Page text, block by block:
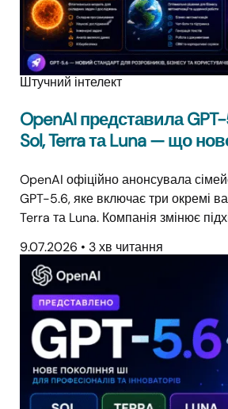
Штучний інтелект
OpenAI представила
Sol, Terra та Luna — що
OpenAI офіційно анонсувала
GPT-5.6, яке включає три окремі
Terra та Luna. Компанія змінює
9.07.2026 • 3 хв читання